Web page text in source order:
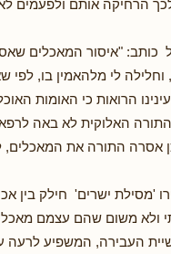
הרחיקה אותם ולפעמים
כותב: "איסור המאכלים
וחלילה לי מלהאמין בו,
הרואות כי האומות
האלוקית לא באה
אסרה התורה את
'מסילת ישרים' חילק בין
ולא משום שהם עצמם
העבירה, המשפיע